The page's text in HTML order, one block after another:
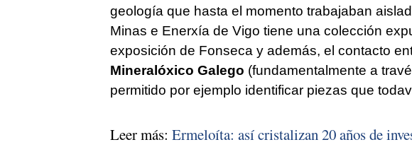
geología que hasta el momento trabajaban
Minas e Enerxíade Vigo tiene una colección
exposición de Fonseca y además, el contacto
Mineralóxico Galego (fundamentalmente a
permitido por ejemplo identificar piezas que
Leer más: Ermeloíta: así cristalizan 20 años de